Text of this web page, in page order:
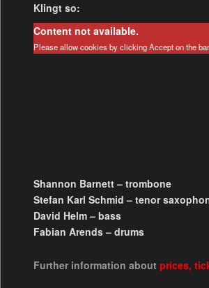
Klingt so:
Content not available.
Please allow cookies by clicking Accept on the
Shannon Barnett – trombone
Stefan Karl Schmid – tenor
David Helm – bass
Fabian Arends – drums
Further information about prices,